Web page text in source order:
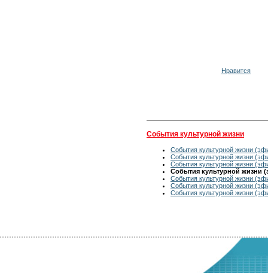
Нравится
События культурной жизни
События культурной жизни
События культурной жизни
События культурной жизни
События культурной жизни
События культурной жизни
События культурной жизни
События культурной жизни